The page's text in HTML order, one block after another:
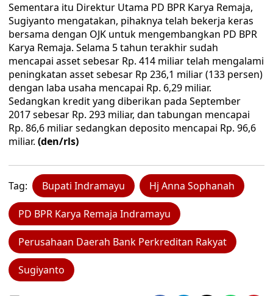
Sementara itu Direktur Utama PD BPR Karya Remaja,
Sugiyanto mengatakan, pihaknya telah bekerja keras
bersama dengan OJK untuk mengembangkan PD BPR
Karya Remaja. Selama 5 tahun terakhir sudah
mencapai asset sebesar Rp. 414 miliar telah mengalami
peningkatan asset sebesar Rp 236,1 miliar (133 persen)
dengan laba usaha mencapai Rp. 6,29 miliar.
Sedangkan kredit yang diberikan pada September
2017 sebesar Rp. 293 miliar, dan tabungan mencapai
Rp. 86,6 miliar sedangkan deposito mencapai Rp. 96,6
miliar. (den/rls)
Tag: Bupati Indramayu Hj Anna Sophanah
PD BPR Karya Remaja Indramayu
Perusahaan Daerah Bank Perkreditan Rakyat
Sugiyanto